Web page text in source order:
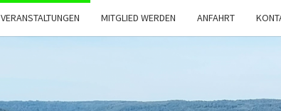
VERANSTALTUNGEN MITGLIED WERDEN ANFAHRT